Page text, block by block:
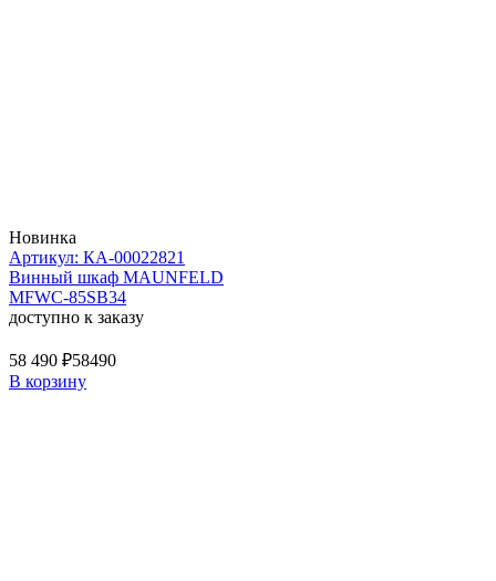
Новинка
Артикул: КА-00022821
Винный шкаф MAUNFELD
MFWC-85SB34
доступно к заказу
58 490 ₽58490
В корзину